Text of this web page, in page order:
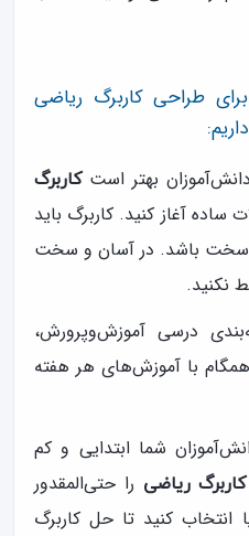
طراحی کاربرگ ریاضی
بهتر استکاربرگ
ساده آغاز کنید. کاربرگ باید
سخت باشد. در آسان و سخت
نکنید.
درسی آموزش‌وپرورش،
همگام با آموزش‌های هر هفته
شما ابتدایی و کم
کاربرگ ریاضی را حتی‌المقدور
انتخاب کنید تا حل کاربرگ